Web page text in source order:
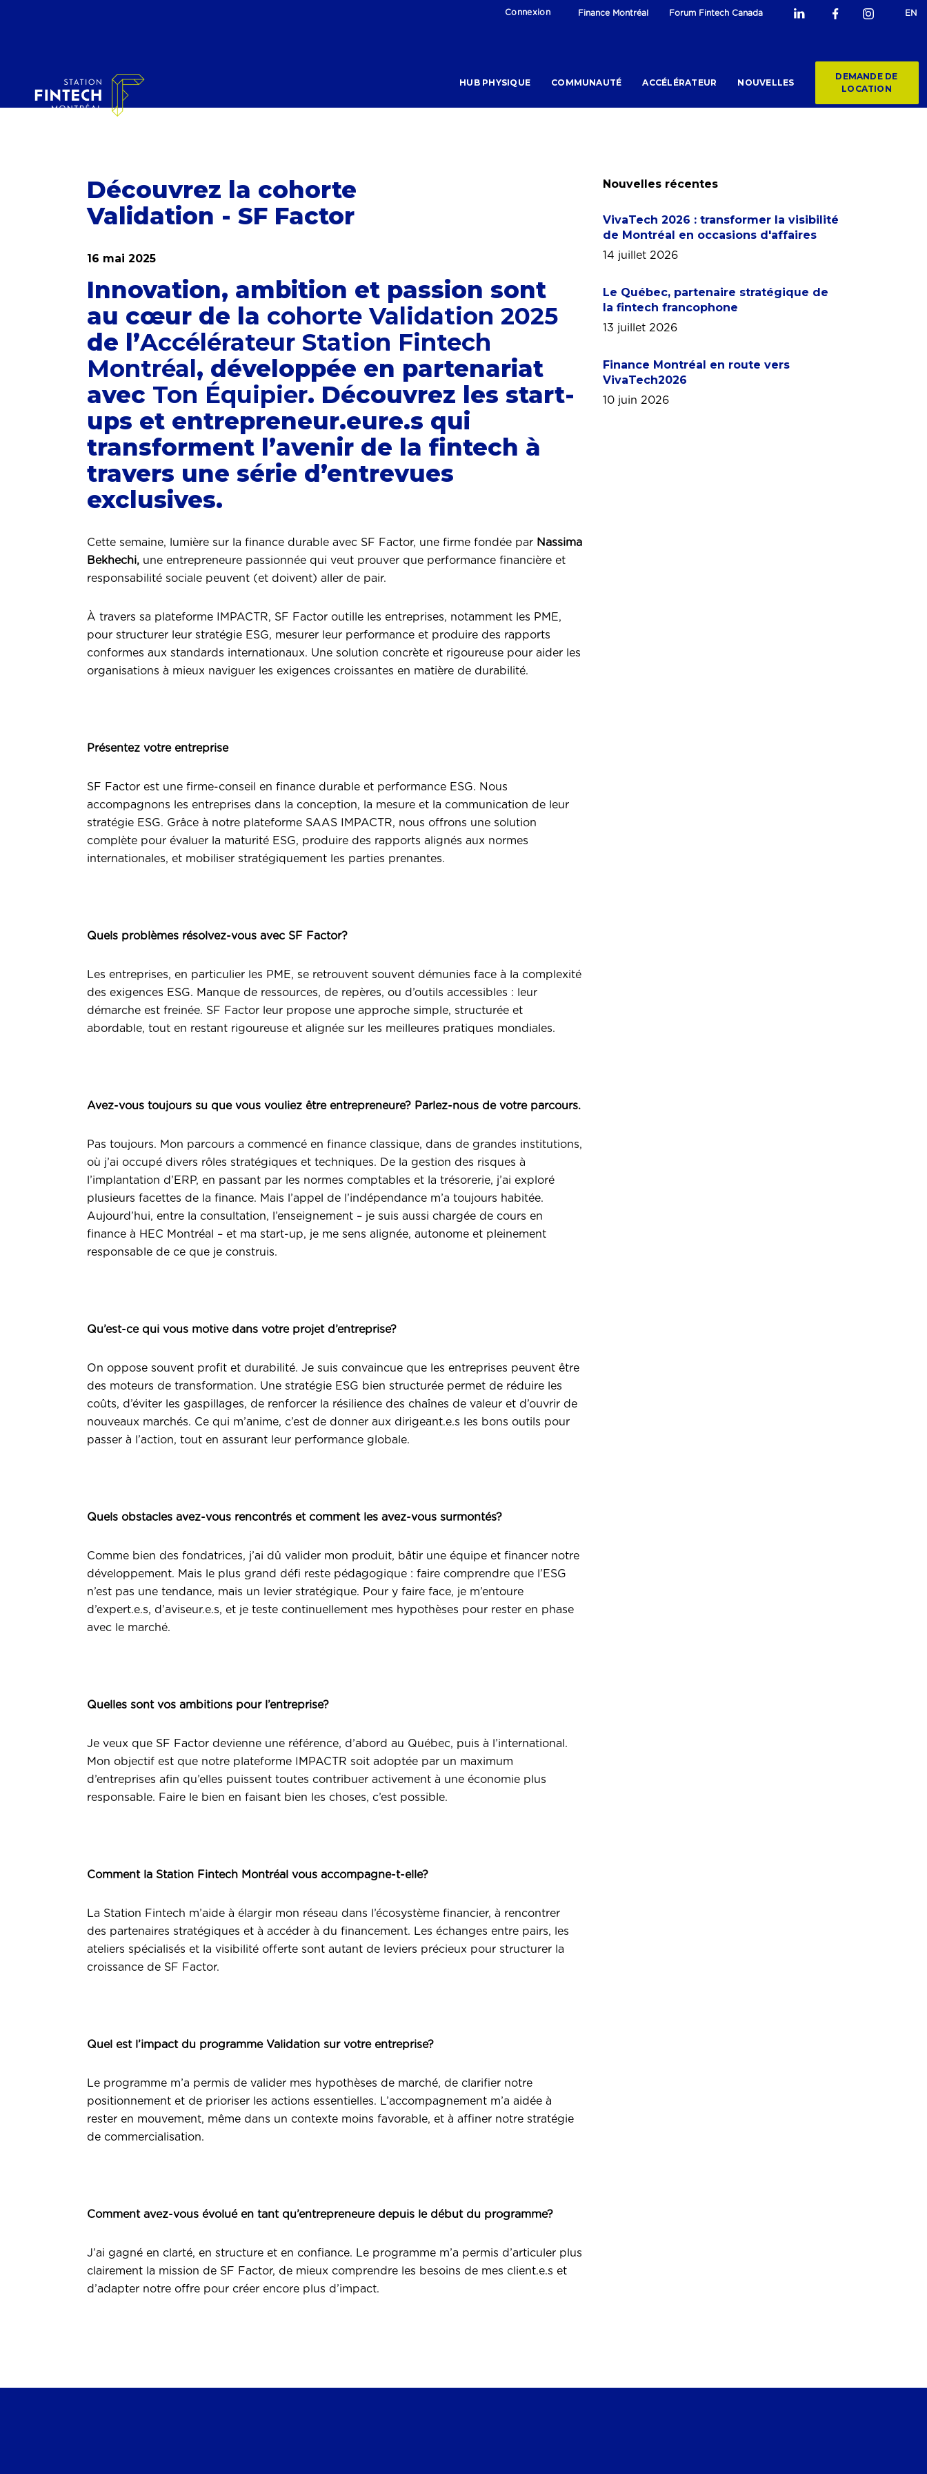
Finance Montréal Forum Fintech Canada
Connexion EN
HUB PHYSIQUE COMMUNAUTÉ ACCÉLÉRATEUR NOUVELLES
DEMANDE DE
LOCATION
Découvrez la cohorte
Validation - SF Factor
16 mai 2025
Innovation, ambition et passion sont
au cœur de la cohorte Validation 2025
de l’Accélérateur Station Fintech
Montréal, développée en partenariat
avec Ton Équipier. Découvrez les start-
ups et entrepreneur.eure.s qui
transforment l’avenir de la fintech à
travers une série d’entrevues
exclusives.
Cette semaine, lumière sur la finance durable avec SF Factor, une firme fondée par Nassima
Bekhechi, une entrepreneure passionnée qui veut prouver que performance financière et
responsabilité sociale peuvent (et doivent) aller de pair.
À travers sa plateforme IMPACTR, SF Factor outille les entreprises, notamment les PME,
pour structurer leur stratégie ESG, mesurer leur performance et produire des rapports
conformes aux standards internationaux. Une solution concrète et rigoureuse pour aider les
organisations à mieux naviguer les exigences croissantes en matière de durabilité.
Présentez votre entreprise
SF Factor est une firme-conseil en finance durable et performance ESG. Nous
accompagnons les entreprises dans la conception, la mesure et la communication de leur
stratégie ESG. Grâce à notre plateforme SAAS IMPACTR, nous offrons une solution
complète pour évaluer la maturité ESG, produire des rapports alignés aux normes
internationales, et mobiliser stratégiquement les parties prenantes.
Quels problèmes résolvez-vous avec SF Factor?
Les entreprises, en particulier les PME, se retrouvent souvent démunies face à la complexité
des exigences ESG. Manque de ressources, de repères, ou d’outils accessibles : leur
démarche est freinée. SF Factor leur propose une approche simple, structurée et
abordable, tout en restant rigoureuse et alignée sur les meilleures pratiques mondiales.
Avez-vous toujours su que vous vouliez être entrepreneure? Parlez-nous de votre parcours.
Pas toujours. Mon parcours a commencé en finance classique, dans de grandes institutions,
où j’ai occupé divers rôles stratégiques et techniques. De la gestion des risques à
l’implantation d’ERP, en passant par les normes comptables et la trésorerie, j’ai exploré
plusieurs facettes de la finance. Mais l’appel de l’indépendance m’a toujours habitée.
Aujourd’hui, entre la consultation, l’enseignement – je suis aussi chargée de cours en
finance à HEC Montréal – et ma start-up, je me sens alignée, autonome et pleinement
responsable de ce que je construis.
Qu’est-ce qui vous motive dans votre projet d’entreprise?
On oppose souvent profit et durabilité. Je suis convaincue que les entreprises peuvent être
des moteurs de transformation. Une stratégie ESG bien structurée permet de réduire les
coûts, d’éviter les gaspillages, de renforcer la résilience des chaînes de valeur et d’ouvrir de
nouveaux marchés. Ce qui m’anime, c’est de donner aux dirigeant.e.s les bons outils pour
passer à l’action, tout en assurant leur performance globale.
Quels obstacles avez-vous rencontrés et comment les avez-vous surmontés?
Comme bien des fondatrices, j’ai dû valider mon produit, bâtir une équipe et financer notre
développement. Mais le plus grand défi reste pédagogique : faire comprendre que l’ESG
n’est pas une tendance, mais un levier stratégique. Pour y faire face, je m’entoure
d’expert.e.s, d’aviseur.e.s, et je teste continuellement mes hypothèses pour rester en phase
avec le marché.
Quelles sont vos ambitions pour l’entreprise?
Je veux que SF Factor devienne une référence, d’abord au Québec, puis à l’international.
Mon objectif est que notre plateforme IMPACTR soit adoptée par un maximum
d’entreprises afin qu’elles puissent toutes contribuer activement à une économie plus
responsable. Faire le bien en faisant bien les choses, c’est possible.
Comment la Station Fintech Montréal vous accompagne-t-elle?
La Station Fintech m’aide à élargir mon réseau dans l’écosystème financier, à rencontrer
des partenaires stratégiques et à accéder à du financement. Les échanges entre pairs, les
ateliers spécialisés et la visibilité offerte sont autant de leviers précieux pour structurer la
croissance de SF Factor.
Quel est l’impact du programme Validation sur votre entreprise?
Le programme m’a permis de valider mes hypothèses de marché, de clarifier notre
positionnement et de prioriser les actions essentielles. L’accompagnement m’a aidée à
rester en mouvement, même dans un contexte moins favorable, et à affiner notre stratégie
de commercialisation.
Comment avez-vous évolué en tant qu’entrepreneure depuis le début du programme?
J’ai gagné en clarté, en structure et en confiance. Le programme m’a permis d’articuler plus
clairement la mission de SF Factor, de mieux comprendre les besoins de mes client.e.s et
d’adapter notre offre pour créer encore plus d’impact.
Nouvelles récentes
VivaTech 2026 : transformer la visibilité
de Montréal en occasions d'affaires
14 juillet 2026
Le Québec, partenaire stratégique de
la fintech francophone
13 juillet 2026
Finance Montréal en route vers
VivaTech2026
10 juin 2026